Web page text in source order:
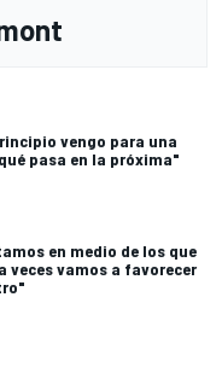
vengo para una
pasa en la próxima"
en medio de los que
veces vamos a favorecer